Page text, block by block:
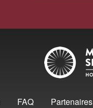
FAQ Partenaires